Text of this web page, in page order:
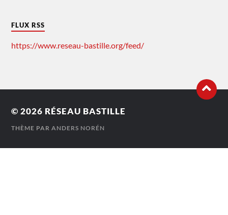
FLUX RSS
https://www.reseau-bastille.org/feed/
© 2026 RÉSEAU BASTILLE
THÈME PARANDERS NORÉN